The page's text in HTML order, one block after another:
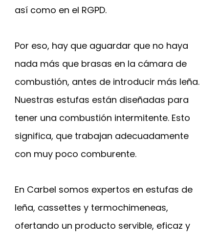
así como en el RGPD.
Por eso, hay que aguardar que no haya
nada más que brasas en la cámara de
combustión, antes de introducir más leña.
Nuestras estufas están diseñadas para
tener una combustión intermitente. Esto
significa, que trabajan adecuadamente
con muy poco comburente.
En Carbel somos expertos en estufas de
leña, cassettes y termochimeneas,
ofertando un producto servible, eficaz y